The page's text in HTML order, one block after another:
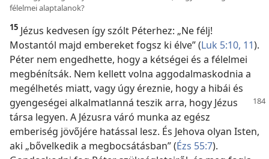
félelmei alaptalanok?
15 Jézus kedvesen így szólt Péterhez: „Ne félj!
Mostantól majd embereket fogsz ki élve” (Luk 5:10, 11).
Péter nem engedhette, hogy a kétségei és a félelmei
megbénítsák. Nem kellett volna aggodalmaskodnia a
megélhetés miatt, vagy úgy éreznie, hogy a hibái és
gyengeségei alkalmatlanná teszik arra, hogy Jézus
társa legyen. A Jézusra váró munka az egész
emberiség jövőjére hatással lesz. És Jehova olyan Isten,
aki „bővelkedik a megbocsátásban” (Ézs 55:7).